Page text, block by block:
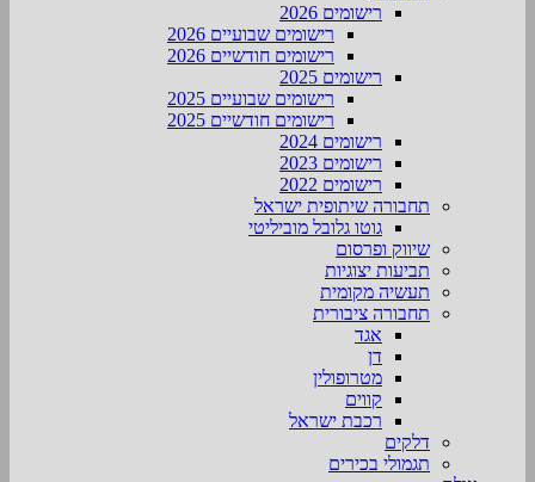
רישומים 2026
רישומים שבועיים 2026
רישומים חודשיים 2026
רישומים 2025
רישומים שבועיים 2025
רישומים חודשיים 2025
רישומים 2024
רישומים 2023
רישומים 2022
תחבורה שיתופית ישראל
גוטו גלובל מוביליטי
שיווק ופרסום
תביעות יצוגיות
תעשיה מקומית
תחבורה ציבורית
אגד
דן
מטרופולין
קווים
רכבת ישראל
דלקים
תגמולי בכירים